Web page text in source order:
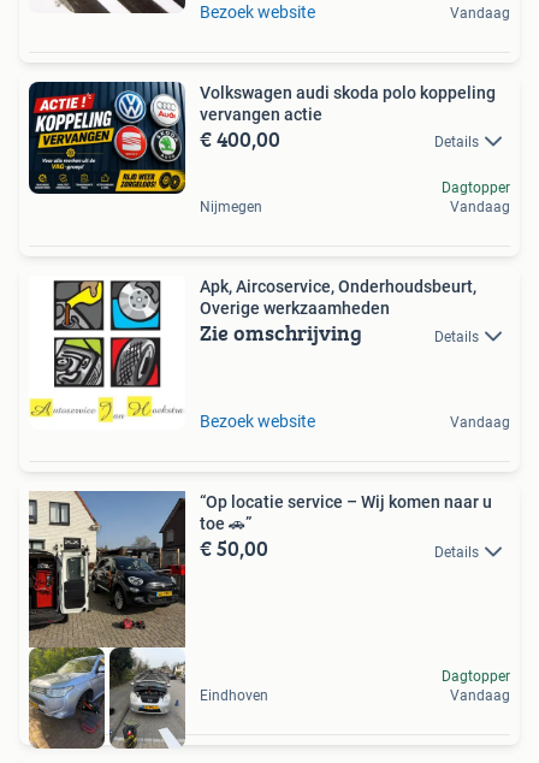
Bezoek website Vandaag
Volkswagen audi skoda polo koppeling
vervangen actie
€ 400,00 Details
Nijmegen
Dagtopper
Vandaag
Apk, Aircoservice, Onderhoudsbeurt,
Overige werkzaamheden
Zie omschrijving Details
Bezoek website Vandaag
“Op locatie service – Wij komen naar u
toe 🚗”
€ 50,00 Details
Eindhoven
Dagtopper
Vandaag